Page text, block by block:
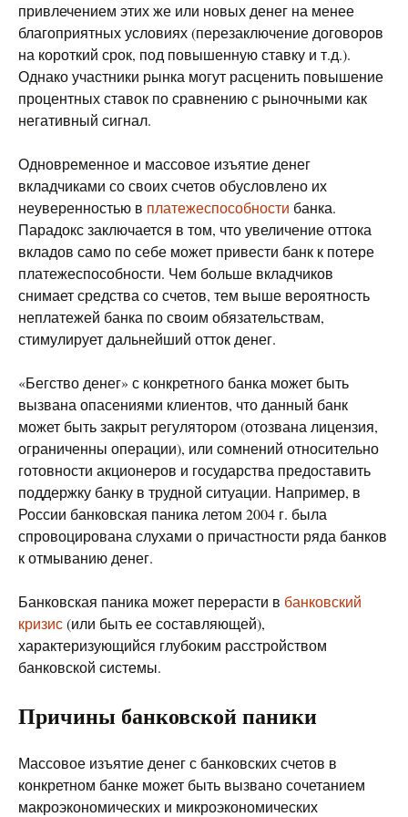
привлечением этих же или новых денег на менее
благоприятных условиях (перезаключение договоров
на короткий срок, под повышенную ставку и т.д.).
Однако участники рынка могут расценить повышение
процентных ставок по сравнению с рыночными как
негативный сигнал.
Одновременное и массовое изъятие денег
вкладчиками со своих счетов обусловлено их
неуверенностью в платежеспособности банка.
Парадокс заключается в том, что увеличение оттока
вкладов само по себе может привести банк к потере
платежеспособности. Чем больше вкладчиков
снимает средства со счетов, тем выше вероятность
неплатежей банка по своим обязательствам,
стимулирует дальнейший отток денег.
«Бегство денег» с конкретного банка может быть
вызвана опасениями клиентов, что данный банк
может быть закрыт регулятором (отозвана лицензия,
ограниченны операции), или сомнений относительно
готовности акционеров и государства предоставить
поддержку банку в трудной ситуации. Например, в
России банковская паника летом 2004 г. была
спровоцирована слухами о причастности ряда банков
к отмыванию денег.
Банковская паника может перерасти в банковский
кризис(или быть ее составляющей),
характеризующийся глубоким расстройством
банковской системы.
Причины банковской паники
Массовое изъятие денег с банковских счетов в
конкретном банке может быть вызвано сочетанием
макроэкономических и микроэкономических